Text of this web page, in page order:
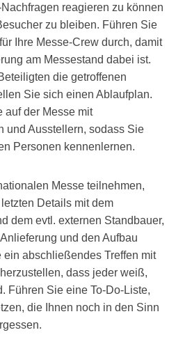
reagieren zu können
zu bleiben. Führen Sie
Ihre Messe-Crew durch, damit
am Messestand dabei ist.
die getroffenen
Sie sich einen Ablaufplan.
auf der Messe mit
und Ausstellern, sodass Sie
Personen kennenlernen.
Messe teilnehmen,
Details mit dem
dem evtl. externen Standbauer,
und den Aufbau
abschließendes Treffen mit
dass jeder weiß,
Führen Sie eine To-Do-Liste,
die Ihnen noch in den Sinn